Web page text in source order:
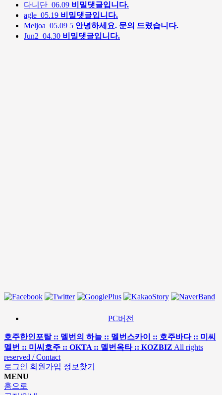
다니단 06.09 비밀댓글입니다.
agle 05.19 비밀댓글입니다.
Meljoa 05.09 5 안녕하세요. 문의 드렸습니다.
Jun2 04.30 비밀댓글입니다.
PC버전
호주한인포탈 :: 멜번의 하늘 :: 멜번스카이 :: 호주바다 :: 미씨
멜번 :: 미씨호주 :: OKTA :: 멜번옥타 :: KOZBIZ All rights
reserved / Contact
로그인 회원가입 정보찾기
MENU
홈으로